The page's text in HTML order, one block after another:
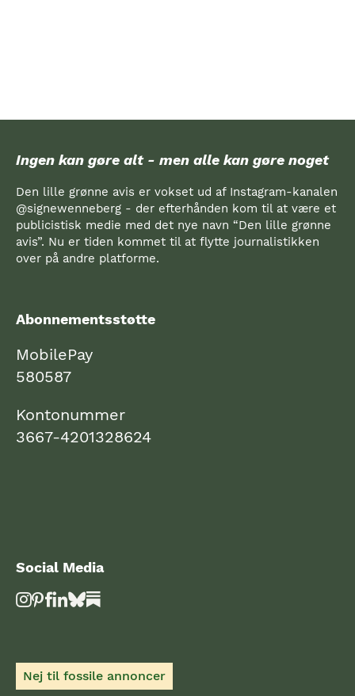
Ingen kan gøre alt - men alle kan gøre noget
Den lille grønne avis er vokset ud af Instagram-kanalen
@signewenneberg - der efterhånden kom til at være et
publicistisk medie med det nye navn “Den lille grønne
avis”. Nu er tiden kommet til at flytte journalistikken
over på andre platforme.
Abonnementsstøtte
MobilePay
580587
Kontonummer
3667-4201328624
Social Media
Nej til fossile annoncer